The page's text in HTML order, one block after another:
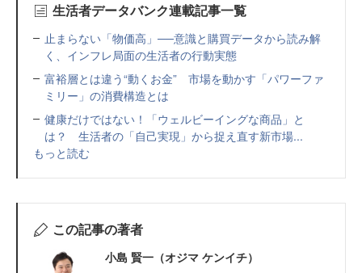
生活者データバンク連載記事一覧
止まらない「物価高」──意識と購買データから読み解
く、インフレ局面の生活者の行動実態
富裕層とは違う“動くお金” 市場を動かす「パワーファ
ミリー」の消費構造とは
健康だけではない！「ウェルビーイングな商品」と
は？ 生活者の「自己実現」から捉え直す新市場...
もっと読む
この記事の著者
小島 賢一（オジマ ケンイチ）